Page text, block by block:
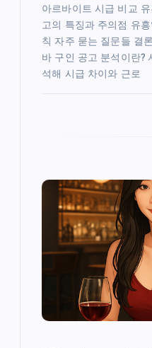
아르바이트 시급 비교
고의 특징과 주의점 유
칙 자주 묻는 질문들 결
바 구인 공고 분석이란?
석해 시급 차이와 근로